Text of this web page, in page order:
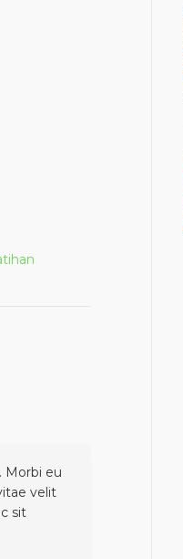
Morbi eu
velit
sit